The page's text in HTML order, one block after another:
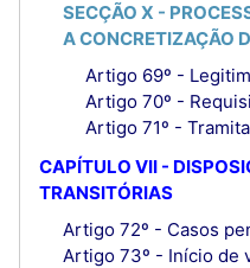
SECÇÃO X -
A CONCRETIZAÇÃO
Artigo 69º -
Artigo 70º -
Artigo 71º -
CAPÍTULO VII -
TRANSITÓRIAS
Artigo 72º - Casos
Artigo 73º - Início de